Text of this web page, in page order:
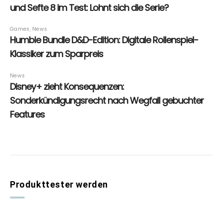
Produkttester werden